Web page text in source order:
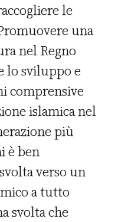
le
una
nel Regno
lo sviluppo e
comprensive
islamica nel
più
è ben
verso un
a tutto
svolta che